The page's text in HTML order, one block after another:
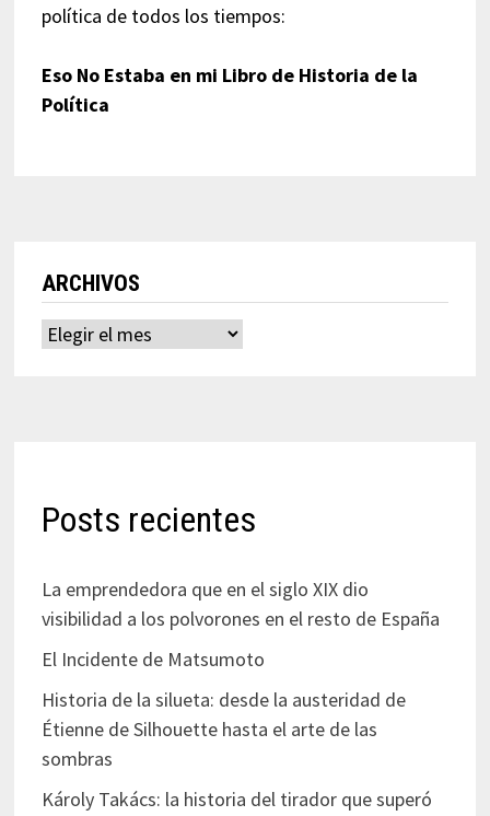
política de todos los tiempos:
Eso No Estaba en mi Libro de Historia de la
Política
ARCHIVOS
Archivos
Posts recientes
La emprendedora que en el siglo XIX dio
visibilidad a los polvorones en el resto de España
El Incidente de Matsumoto
Historia de la silueta: desde la austeridad de
Étienne de Silhouette hasta el arte de las
sombras
Károly Takács: la historia del tirador que superó